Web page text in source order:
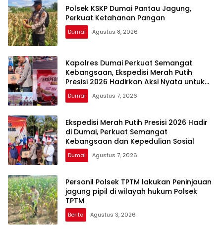
Polsek KSKP Dumai Pantau Jagung,
Perkuat Ketahanan Pangan
Dumai Agustus 8, 2026
Kapolres Dumai Perkuat Semangat
Kebangsaan, Ekspedisi Merah Putih
Presisi 2026 Hadirkan Aksi Nyata untuk
Rakyat
Dumai Agustus 7, 2026
Ekspedisi Merah Putih Presisi 2026 Hadir
di Dumai, Perkuat Semangat
Kebangsaan dan Kepedulian Sosial
Dumai Agustus 7, 2026
Personil Polsek TPTM lakukan Peninjauan
jagung pipil di wilayah hukum Polsek
TPTM
Berita Agustus 3, 2026